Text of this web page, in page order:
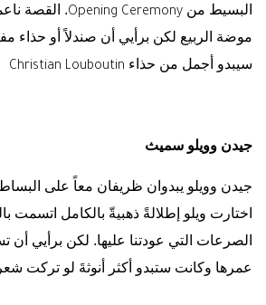
البسيط من Opening Ceremony. القصة
موضة الربيع لكن برأيي أن صندلاً أو حذاء
سيبدو أجمل من حذاء Christian Louboutin
جيدن وويلو سميث
جيدن وويلو يبدوان ظريفان معاً على
اختارت ويلو إطلالةً ذهبيةّ بالكامل اتسمت
الصرعات التي عودتنا عليها. لكن برأيي أن
عمرها وكانت ستبدو أكثر أنوثةَ لو تركت